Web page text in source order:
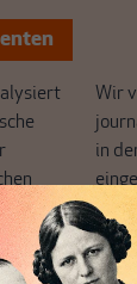
damit
für
Wir
in